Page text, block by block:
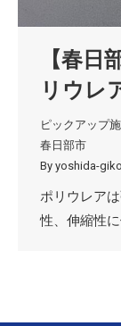
【春
リウレ
ピックアップ
春日部市
By yoshida-giko
ポリウレア
性、伸縮性